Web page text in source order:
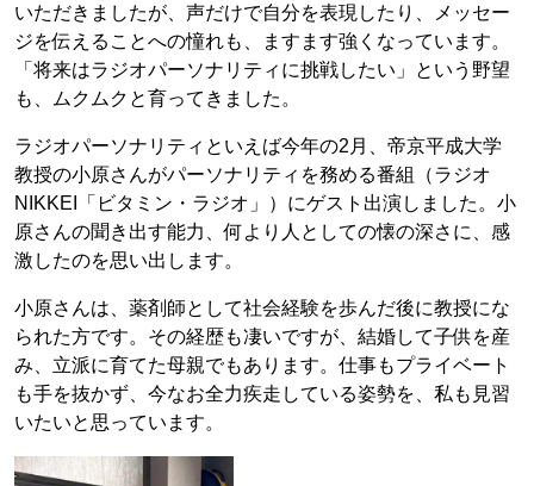
いただきましたが、声だけで自分を表現したり、メッセー
ジを伝えることへの憧れも、ますます強くなっています。
「将来はラジオパーソナリティに挑戦したい」という野望
も、ムクムクと育ってきました。
ラジオパーソナリティといえば今年の2月、帝京平成大学
教授の小原さんがパーソナリティを務める番組（ラジオ
NIKKEI「ビタミン・ラジオ」）にゲスト出演しました。小
原さんの聞き出す能力、何より人としての懐の深さに、感
激したのを思い出します。
小原さんは、薬剤師として社会経験を歩んだ後に教授にな
られた方です。その経歴も凄いですが、結婚して子供を産
み、立派に育てた母親でもあります。仕事もプライベート
も手を抜かず、今なお全力疾走している姿勢を、私も見習
いたいと思っています。